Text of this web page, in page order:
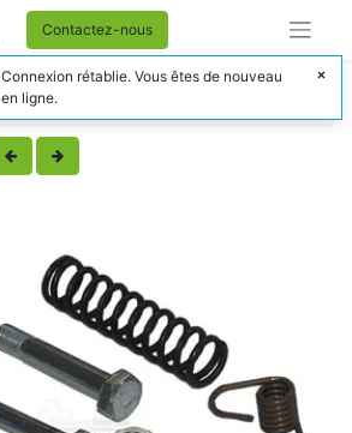
Contactez-nous
Connexion rétablie. Vous êtes de nouveau
en ligne.